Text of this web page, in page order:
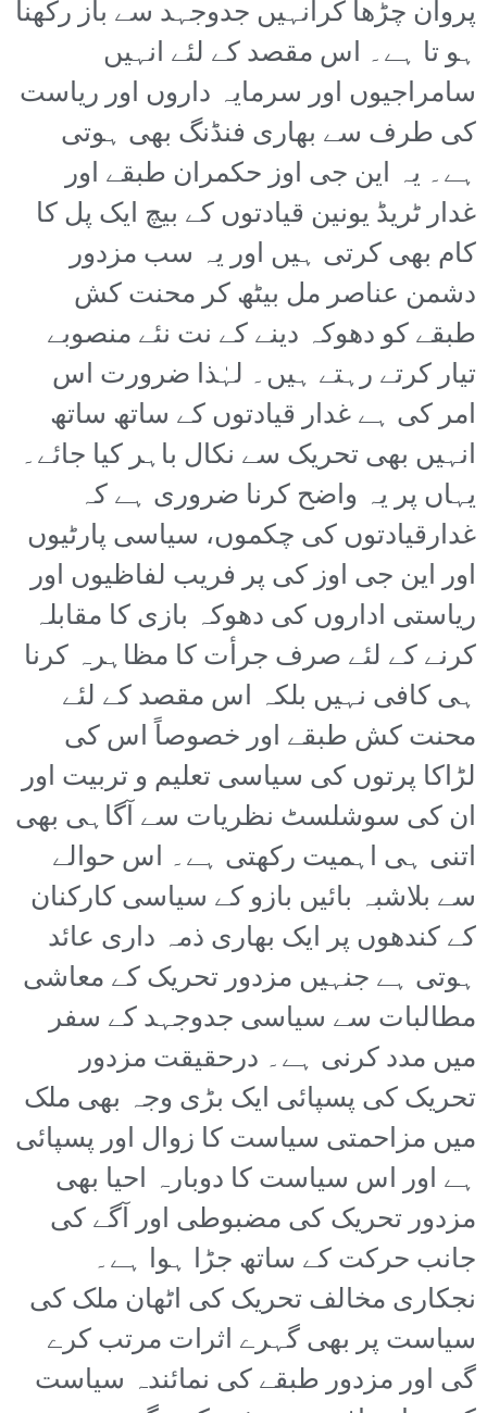
پروان چڑھا کرانہیں جدوجہد سے باز رکھنا
ہو تا ہے۔ اس مقصد کے لئے انہیں
سامراجیوں اور سرمایہ داروں اور ریاست
کی طرف سے بھاری فنڈنگ بھی ہوتی
ہے۔ یہ این جی اوز حکمران طبقے اور
غدار ٹریڈ یونین قیادتوں کے بیچ ایک پل کا
کام بھی کرتی ہیں اور یہ سب مزدور
دشمن عناصر مل بیٹھ کر محنت کش
طبقے کو دھوکہ دینے کے نت نئے منصوبے
تیار کرتے رہتے ہیں۔ لہٰذا ضرورت اس
امر کی ہے غدار قیادتوں کے ساتھ ساتھ
انہیں بھی تحریک سے نکال باہر کیا جائے۔
یہاں پر یہ واضح کرنا ضروری ہے کہ
غدارقیادتوں کی چکموں، سیاسی پارٹیوں
اور این جی اوز کی پر فریب لفاظیوں اور
ریاستی اداروں کی دھوکہ بازی کا مقابلہ
کرنے کے لئے صرف جرأت کا مظاہرہ کرنا
ہی کافی نہیں بلکہ اس مقصد کے لئے
محنت کش طبقے اور خصوصاً اس کی
لڑاکا پرتوں کی سیاسی تعلیم و تربیت اور
ان کی سوشلسٹ نظریات سے آگاہی بھی
اتنی ہی اہمیت رکھتی ہے۔ اس حوالے
سے بلاشبہ بائیں بازو کے سیاسی کارکنان
کے کندھوں پر ایک بھاری ذمہ داری عائد
ہوتی ہے جنہیں مزدور تحریک کے معاشی
مطالبات سے سیاسی جدوجہد کے سفر
میں مدد کرنی ہے۔ درحقیقت مزدور
تحریک کی پسپائی ایک بڑی وجہ بھی ملک
میں مزاحمتی سیاست کا زوال اور پسپائی
ہے اور اس سیاست کا دوبارہ احیا بھی
مزدور تحریک کی مضبوطی اور آگے کی
جانب حرکت کے ساتھ جڑا ہوا ہے۔
نجکاری مخالف تحریک کی اٹھان ملک کی
سیاست پر بھی گہرے اثرات مرتب کرے
گی اور مزدور طبقے کی نمائندہ سیاست